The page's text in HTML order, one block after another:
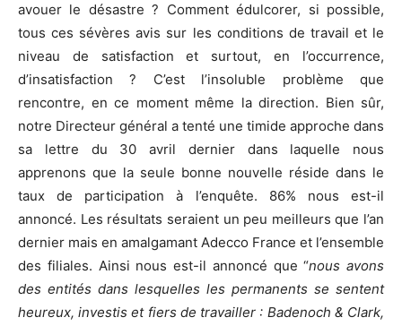
avouer le désastre ? Comment édulcorer, si possible,
tous ces sévères avis sur les conditions de travail et le
niveau de satisfaction et surtout, en l’occurrence,
d’insatisfaction ? C’est l’insoluble problème que
rencontre, en ce moment même la direction. Bien sûr,
notre Directeur général a tenté une timide approche dans
sa lettre du 30 avril dernier dans laquelle nous
apprenons que la seule bonne nouvelle réside dans le
taux de participation à l’enquête. 86% nous est-il
annoncé. Les résultats seraient un peu meilleurs que l’an
dernier mais en amalgamant Adecco France et l’ensemble
des filiales. Ainsi nous est-il annoncé que “nous avons
des entités dans lesquelles les permanents se sentent
heureux, investis et fiers de travailler : Badenoch & Clark,